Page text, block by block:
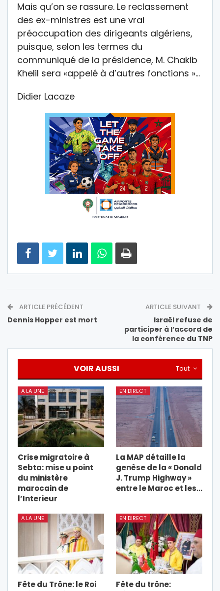
Mais qu’on se rassure. Le reclassement
des ex-ministres est une vrai
préoccupation des dirigeants algériens,
puisque, selon les termes du
communiqué de la présidence, M. Chakib
Khelil sera «appelé à d’autres fonctions »…
Didier Lacaze
ARTICLE PRÉCÉDENT
Dennis Hopper est mort
ARTICLE SUIVANT
Israël refuse de
participer à l’accord de
la conférence du TNP
Tout
VOIR AUSSI
A LA UNE
Crise migratoire à
Sebta: mise u point
du ministère
marocain de
l’Interieur
EN DIRECT
La MAP détaille la
genèse de la « Donald
J. Trump Highway »
entre le Maroc et les…
A LA UNE
Fête du Trône: le Roi
EN DIRECT
Fête du trône: